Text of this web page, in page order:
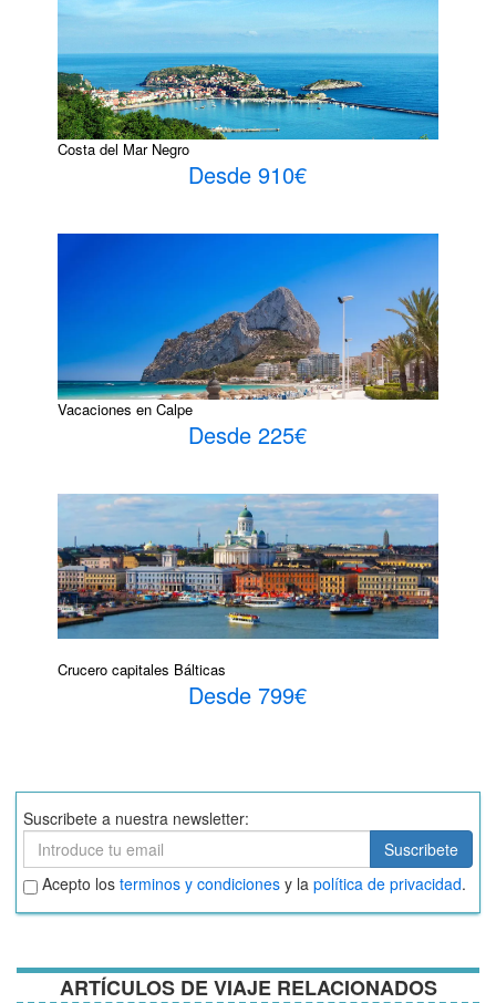
Costa del Mar Negro
Desde 910€
Vacaciones en Calpe
Desde 225€
Crucero capitales Bálticas
Desde 799€
Suscribete a nuestra newsletter:
Suscribete
Suscribete
Aceptar
términos
y
Acepto los terminos y condiciones y la política de privacidad.
ARTÍCULOS DE VIAJE RELACIONADOS